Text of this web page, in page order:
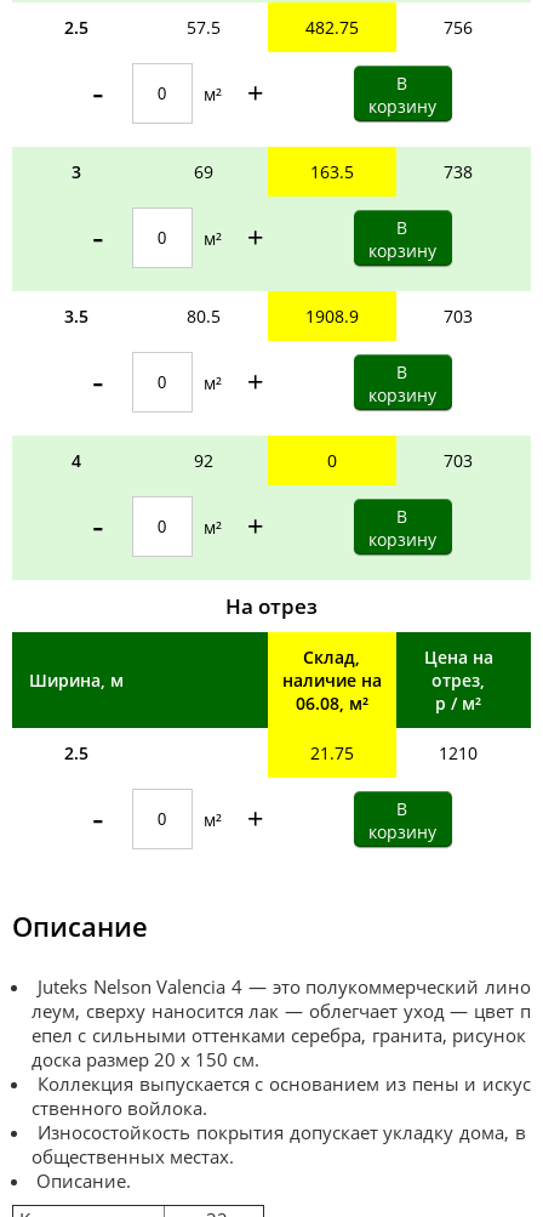
2.5 57.5 482.75 756
- м² +
3 69 163.5 738
- м² +
3.5 80.5 1908.9 703
- м² +
4 92 0 703
- м² +
На отрез
Ширина, м
Склад,
наличие на
06.08, м²
Цена на
отрез,
р / м²
2.5 21.75 1210
- м² +
Описание
Juteks Nelson Valencia 4 — это полукоммерческий лино
леум, сверху наносится лак — облегчает уход — цвет п
епел с сильными оттенками серебра, гранита, рисунок
доска размер 20 х 150 см.
Коллекция выпускается с основанием из пены и искус
ственного войлока.
Износостойкость покрытия допускает укладку дома, в
общественных местах.
Описание.